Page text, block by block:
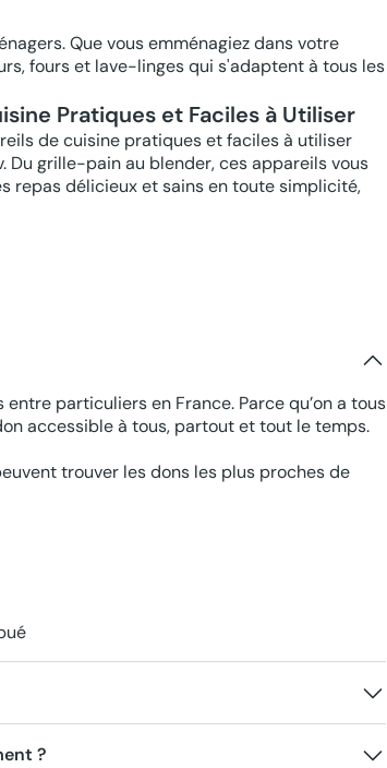
Que vous emménagiez dans votre
fours et lave-linges qui s'adaptent à tous les
Pratiques et Faciles à Utiliser
de cuisine pratiques et faciles à utiliser
Du grille-pain au blender, ces appareils vous
repas délicieux et sains en toute simplicité,
particuliers en France. Parce qu’on a tous
accessible à tous, partout et tout le temps.
trouver les dons les plus proches de
?